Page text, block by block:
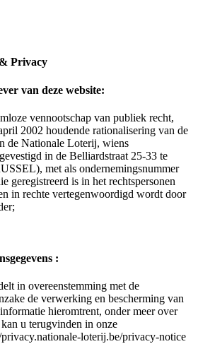
Privacy
van deze website:
vennootschap van publiek recht,
2002 houdende rationalisering van de
de Nationale Loterij, wiens
in de Belliardstraat 25-33 te
met als ondernemingsnummer
geregistreerd is in het rechtspersonen
in rechte vertegenwoordigd wordt door
:
in overeenstemming met de
de verwerking en bescherming van
hieromtrent, onder meer over
u terugvinden in onze
loterij.be/privacy-notice